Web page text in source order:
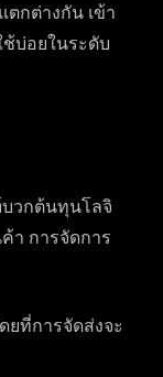
กต่างกัน เข้า
ช้บ่อยในระดับ
วกต้นทุนโลจิ
า การจัดการ
ที่การจัดส่งจะ